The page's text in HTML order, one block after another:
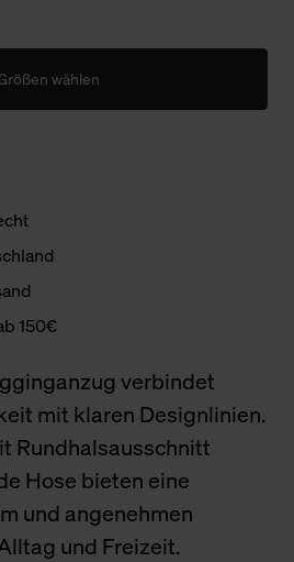
wählen
150€
verbindet
mit klaren Designlinien.
Rundhalsausschnitt
Hose bieten eine
und angenehmen
und Freizeit.